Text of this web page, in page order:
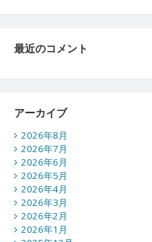
最近のコメント
アーカイブ
2026年8月
2026年7月
2026年6月
2026年5月
2026年4月
2026年3月
2026年2月
2026年1月